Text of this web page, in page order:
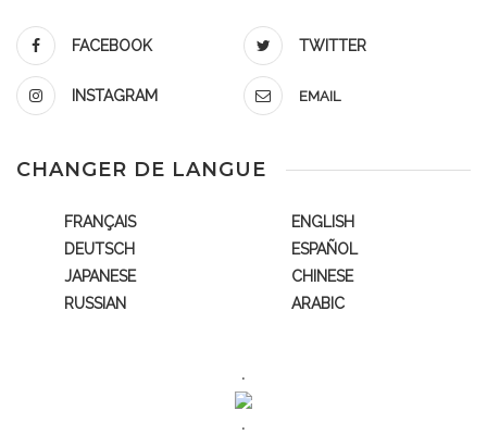
FACEBOOK TWITTER
INSTAGRAM EMAIL
CHANGER DE LANGUE
FRANÇAIS
ENGLISH
DEUTSCH
ESPAÑOL
JAPANESE
CHINESE
RUSSIAN
ARABIC
.
.